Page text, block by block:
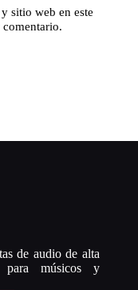
sitio web en este
de audio de alta
para músicos y